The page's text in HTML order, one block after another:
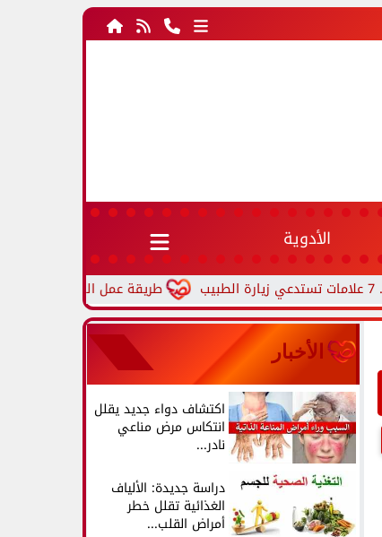
الأدوية
طريقة عمل العجة بالخضار.. وصفة
الأخبار
اكتشاف دواء جديد يقلل
انتكاس مرض مناعي
نادر...
دراسة جديدة: الألياف
الغذائية تقلل خطر
أمراض القلب...